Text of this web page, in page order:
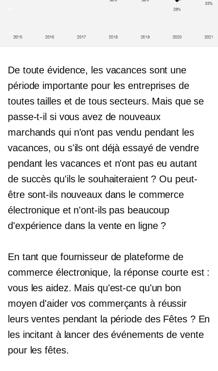
De toute évidence, les vacances sont une
période importante pour les entreprises de
toutes tailles et de tous secteurs. Mais que se
passe-t-il si vous avez de nouveaux
marchands qui n'ont pas vendu pendant les
vacances, ou s'ils ont déjà essayé de vendre
pendant les vacances et n'ont pas eu autant
de succès qu'ils le souhaiteraient ? Ou peut-
être sont-ils nouveaux dans le commerce
électronique et n'ont-ils pas beaucoup
d'expérience dans la vente en ligne ?
En tant que fournisseur de plateforme de
commerce électronique, la réponse courte est :
vous les aidez. Mais qu'est-ce qu'un bon
moyen d'aider vos commerçants à réussir
leurs ventes pendant la période des Fêtes ? En
les incitant à lancer des événements de vente
pour les fêtes.